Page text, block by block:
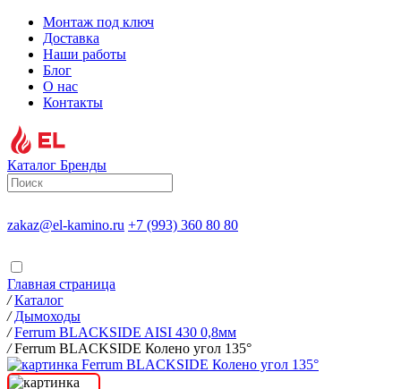
Монтаж под ключ
Доставка
Наши работы
Блог
О нас
Контакты
Каталог Бренды
zakaz@el-kamino.ru +7 (993) 360 80 80
Главная страница
/ Каталог
/ Дымоходы
/ Ferrum BLACKSIDE AISI 430 0,8мм
/ Ferrum BLACKSIDE Колено угол 135°